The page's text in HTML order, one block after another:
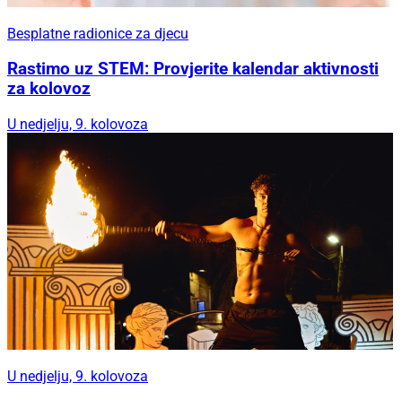
Besplatne radionice za djecu
Rastimo uz STEM: Provjerite kalendar aktivnosti
za kolovoz
U nedjelju, 9. kolovoza
U nedjelju, 9. kolovoza